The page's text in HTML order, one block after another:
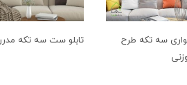
سه تکه طرح
تابلو ست سه تکه